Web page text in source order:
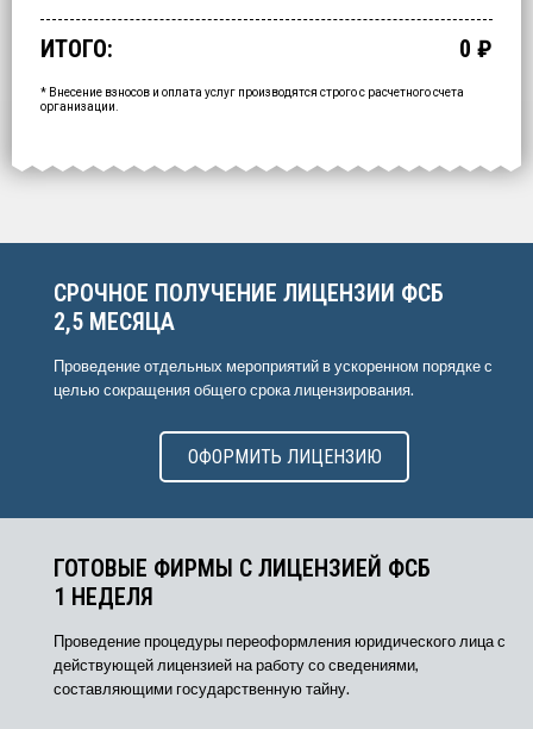
Проверочные/Допуск
150 000 ₽
срок: 2.5 месяца
Подтверждение степени секретности 1 000 000 ₽
срок: 2 недели
Обучение 60 000 ₽
срок: 2 недели
Специальная экспертиза 200 000 ₽
срок: 2 недели
Лицензионное дело 250 000 ₽
срок: 2 месяца
Срочное получение 700 000 ₽
Промежуточный итог:
15000 ₽
Ваша персональна скидка
-15000
ИТОГО: 0 ₽
* Внесение взносов и оплата услуг производятся строго с расчетного счета
организации.
ОФОРМИТЬ ЗА 1 ДЕНЬ
СРОЧНОЕ ПОЛУЧЕНИЕ ЛИЦЕНЗИИ ФСБ
2,5 МЕСЯЦА
Проведение отдельных мероприятий в ускоренном порядке с
целью сокращения общего срока лицензирования.
ОФОРМИТЬ ЛИЦЕНЗИЮ
ГОТОВЫЕ ФИРМЫ С ЛИЦЕНЗИЕЙ ФСБ
1 НЕДЕЛЯ
Проведение процедуры переоформления юридического лица с
действующей лицензией на работу со сведениями,
составляющими государственную тайну.